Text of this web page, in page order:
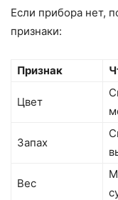
Если прибора нет,
признаки:
Признак
Цвет
Запах
Вес